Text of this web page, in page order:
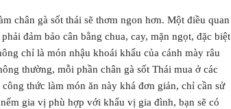
chân gà sốt thái sẽ thơm ngon hơn. Một điều quan
đảm bảo cân bằng chua, cay, mặn ngọt, đặc biệt
chỉ là món nhậu khoái khẩu của cánh mày râu
thường, mỗi phần chân gà sốt Thái mua ở các
thức làm món ăn này khá đơn giản, chỉ cần sử
gia vị phù hợp với khẩu vị gia đình, bạn sẽ có